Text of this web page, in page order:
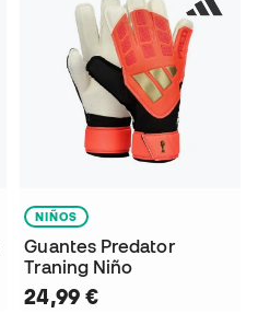
NIÑOS
Guantes Predator
Traning Niño
24,99 €